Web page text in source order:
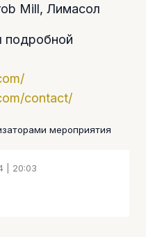
Mill, Лимасол
подробной
contact/
мероприятия
| 20:03